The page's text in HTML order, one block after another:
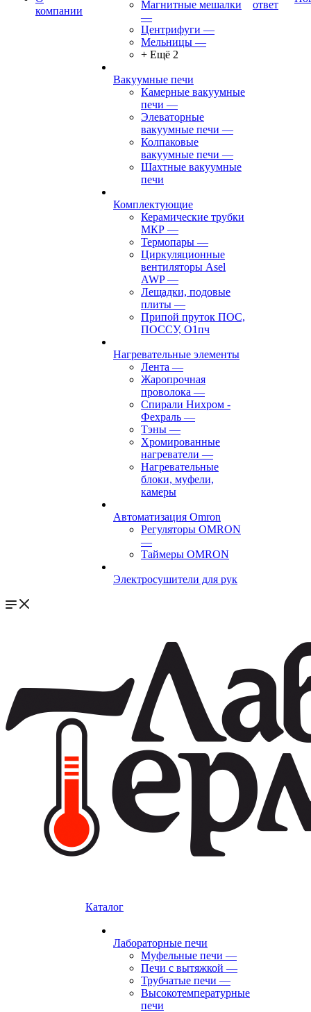
компании
Магнитные мешалки
—
Центрифуги —
Мельницы —
+ Ещё 2
Вакуумные печи
Камерные вакуумные
печи —
Элеваторные
вакуумные печи —
Колпаковые
вакуумные печи —
Шахтные вакуумные
печи
Комплектующие
Керамические трубки
МКР —
Термопары —
Циркуляционные
вентиляторы Asel
AWP—
Лещадки, подовые
плиты —
Припой пруток ПОС,
ПОССУ, О1пч
Нагревательные элементы
Лента —
Жаропрочная
проволока —
Спирали Нихром -
Фехраль —
Тэны —
Хромированные
нагреватели —
Нагревательные
блоки, муфели,
камеры
Автоматизация Omron
Регуляторы OMRON
—
Таймеры OMRON
Электросушители для рук
ответ
Каталог
Лабораторные печи
Муфельные печи —
Печи с вытяжкой —
Трубчатые печи —
Высокотемпературные
печи